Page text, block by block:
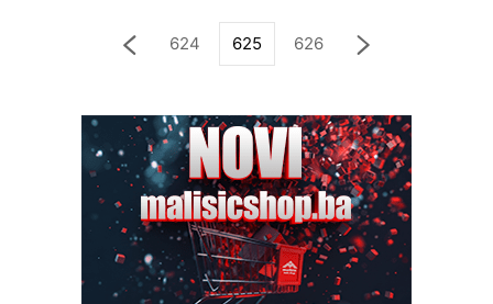
624 625 626